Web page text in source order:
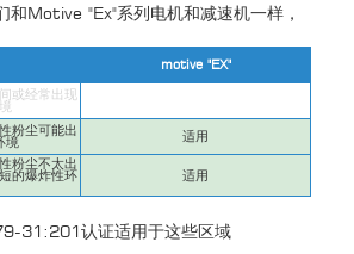
Motive "Ex"系列电机和减速机一样，
motive "EX"
或经常出现
粉尘可能出
境
适用
粉尘不太出
的爆炸性环 适用
31:201认证适用于这些区域